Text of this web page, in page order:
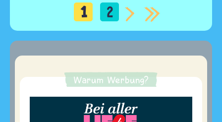
Seitennummerierung
1 2
Warum Werbung?